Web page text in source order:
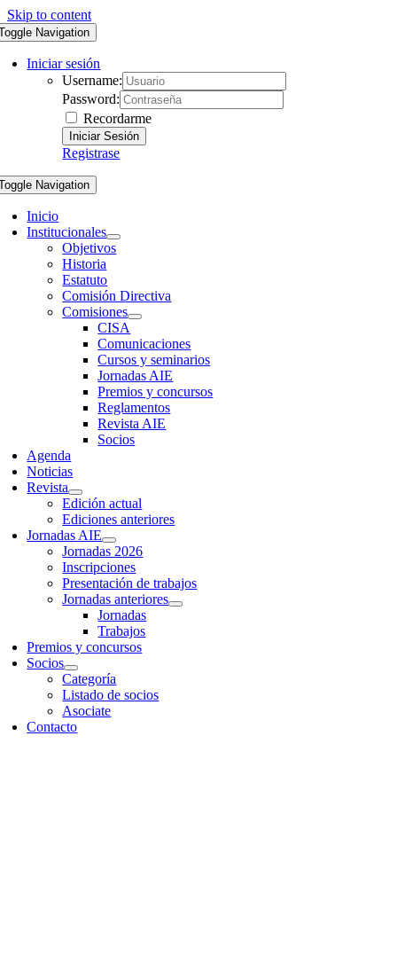
Skip to content
Navigation
Iniciar sesión
Username:
Password:
Recordarme
Registrase
Navigation
Inicio
Institucionales
Objetivos
Historia
Estatuto
Comisión Directiva
Comisiones
CISA
Comunicaciones
Cursos y seminarios
Jornadas AIE
Premios y concursos
Reglamentos
Revista AIE
Socios
Agenda
Noticias
Revista
Edición actual
Ediciones anteriores
Jornadas AIE
Jornadas 2026
Inscripciones
Presentación de trabajos
Jornadas anteriores
Jornadas
Trabajos
Premios y concursos
Socios
Categoría
Listado de socios
Asociate
Contacto